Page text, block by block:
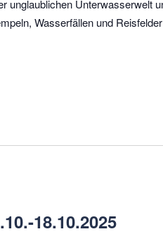
unglaublichen Unterwasserwelt
Wasserfällen und
18.10.2025